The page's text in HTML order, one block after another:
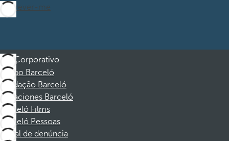
Inscrever-me
Corporativo
Grupo Barceló
Fundação Barceló
Vacaciones Barceló
Barceló Films
Barceló Pessoas
Canal de denúncia